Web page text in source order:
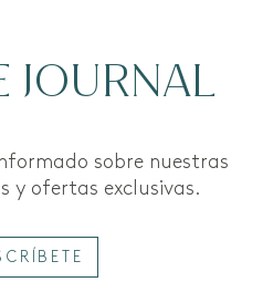
JOURNAL
sobre nuestras
y ofertas exclusivas.